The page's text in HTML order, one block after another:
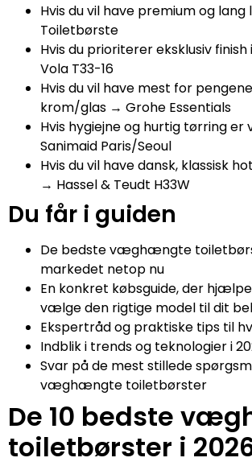
Hvis du vil have premium og lang
Toiletbørste
Hvis du prioriterer eksklusiv
Vola T33-16
Hvis du vil have mest for
krom/glas → Grohe Essentials
Hvis hygiejne og hurtig tørring er
Sanimaid Paris/Seoul
Hvis du vil have dansk, klassisk
→ Hassel & Teudt H33W
Du får i guiden
De bedste væghængte
markedet netop nu
En konkret købsguide, der
vælge den rigtige model til dit
Ekspertråd og praktiske tips til
Indblik i trends og teknologier i
Svar på de mest stillede
væghængte toiletbørster
De 10 bedste
toiletbørster i